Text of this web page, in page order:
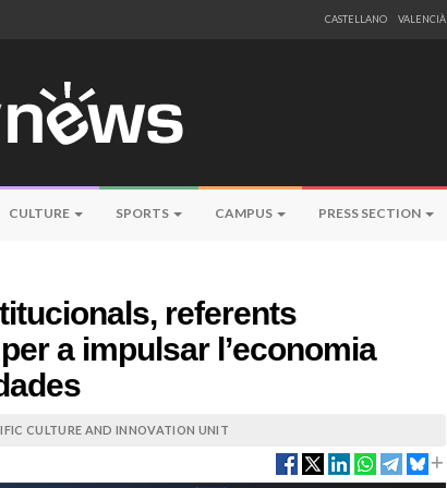
CASTELLANO VALENCIÀ
CULTURE SPORTS CAMPUS PRESS SECTION
referents
a impulsar l’economia
CULTURE AND INNOVATION UNIT